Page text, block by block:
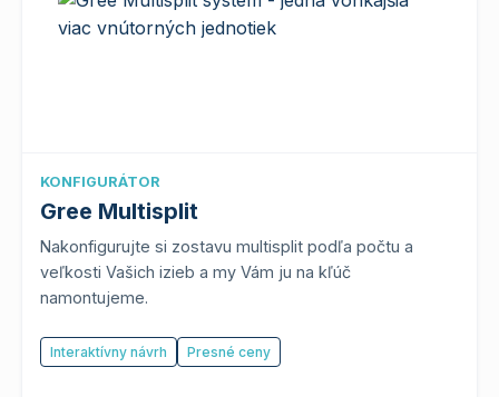
KONFIGURÁTOR
Gree Multisplit
Nakonfigurujte si zostavu multisplit podľa počtu a
veľkosti Vašich izieb a my Vám ju na kľúč
namontujeme.
Interaktívny návrh Presné ceny